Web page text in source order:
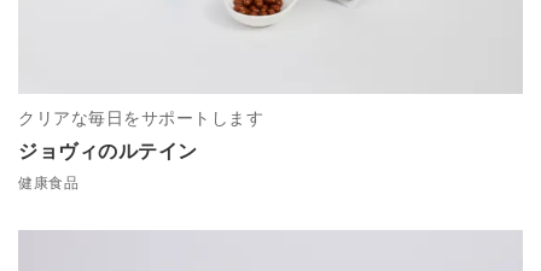
ジョヴィのルテイン
クリアな毎日をサポートします
健康食品